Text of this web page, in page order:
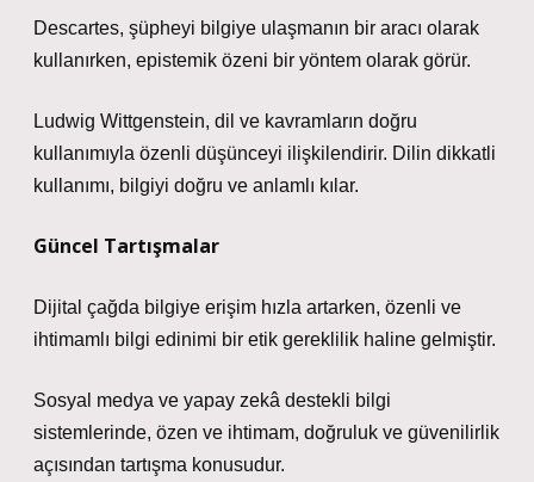
Descartes, şüpheyi bilgiye ulaşmanın bir aracı olarak
kullanırken, epistemik özeni bir yöntem olarak görür.
Ludwig Wittgenstein, dil ve kavramların doğru
kullanımıyla özenli düşünceyi ilişkilendirir. Dilin dikkatli
kullanımı, bilgiyi doğru ve anlamlı kılar.
Güncel Tartışmalar
Dijital çağda bilgiye erişim hızla artarken, özenli ve
ihtimamlı bilgi edinimi bir etik gereklilik haline gelmiştir.
Sosyal medya ve yapay zekâ destekli bilgi
sistemlerinde, özen ve ihtimam, doğruluk ve güvenilirlik
açısından tartışma konusudur.